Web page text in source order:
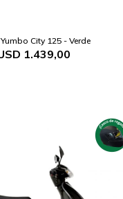
City 125 - Verde
1.439,00